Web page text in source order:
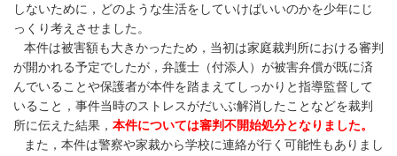
しないために，どのような生活をしていけばいいのかを少年にじ
っくり考えさせました。
本件は被害額も大きかったため，当初は家庭裁判所における審判
が開かれる予定でしたが，弁護士（付添人）が被害弁償が既に済
んでいることや保護者が本件を踏まえてしっかりと指導監督して
いること，事件当時のストレスがだいぶ解消したことなどを裁判
所に伝えた結果， 本件については審判不開始処分となりました。
また，本件は警察や家裁から学校に連絡が行く可能性もありまし